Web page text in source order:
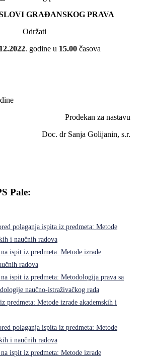
GRAĐANSKOG PRAVA
Održati
. godine u 15.00 časova
godine
Prodekan za nastavu
Doc. dr Sanja Golijanin, s.r.
Pale:
polaganja ispita iz predmeta: Metode
i naučnih radova
ispit iz predmeta: Metode izrade
radova
ispit iz predmeta: Metodologija prava sa
naučno-istraživačkog rada
predmeta: Metode izrade akademskih i
polaganja ispita iz predmeta: Metode
i naučnih radova
ispit iz predmeta: Metode izrade